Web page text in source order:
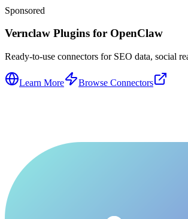
Sponsored
Vernclaw Plugins for OpenClaw
Ready-to-use connectors for SEO data, social
Learn More Browse Connectors